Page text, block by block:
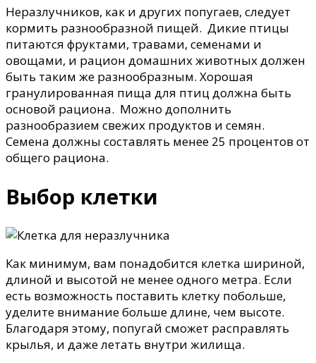
Неразлучников, как и других попугаев, следует
кормить разнообразной пищей. Дикие птицы
питаются фруктами, травами, семенами и
овощами, и рацион домашних животных должен
быть таким же разнообразным. Хорошая
гранулированная пища для птиц должна быть
основой рациона. Можно дополнить
разнообразием свежих продуктов и семян.
Семена должны составлять менее 25 процентов от
общего рациона.
Выбор клетки
Как минимум, вам понадобится клетка шириной,
длиной и высотой не менее одного метра. Если
есть возможность поставить клетку побольше,
уделите внимание больше длине, чем высоте.
Благодаря этому, попугай сможет расправлять
крылья, и даже летать внутри жилища.